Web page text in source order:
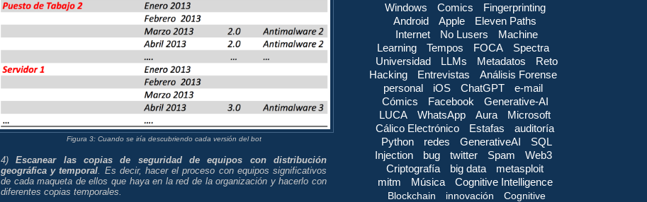
Figura 3: Cuando se iría descubriendo cada versión del bot
4)Escanear las copias de seguridad de equipos con distribución
geográfica y temporal . Es decir, hacer el proceso con equipos significativos
de cada maqueta de ellos que haya en la red de la organización y hacerlo con
diferentes copias temporales.
Windows
Comics
Fingerprinting
Android
Apple
Eleven Paths
Internet
No Lusers
Machine
Learning
Tempos FOCA
Spectra
Universidad
LLMs Metadatos
Reto
Hacking
Entrevistas
Análisis Forense
personal
iOS ChatGPT
e-mail
Cómics
Facebook
Generative-AI
LUCA
WhatsApp Aura
Microsoft
Cálico Electrónico
Estafas
auditoría
Python
redes GenerativeAI
SQL
Injection
bug twitter Spam
Web3
Criptografía
big data
metasploit
mitm
Música Cognitive Intelligence
Blockchain innovación
Cognitive